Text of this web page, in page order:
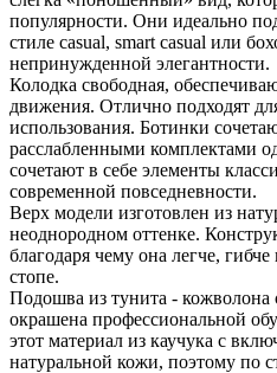
популярности. Они идеально
стиле casual, smart casual или
непринужденной элегантности.
Колодка свободная,
движения. Отлично подходят
использования. Ботинки
расслабленными комплектами
сочетают в себе элементы
современной повседневности.
Верх модели изготовлен из
неоднородном оттенке.
благодаря чему она легче,
стопе.
Подошва из тунита - кожволона
окрашена профессиональной
этот материал из каучука с
натуральной кожи, поэтому по